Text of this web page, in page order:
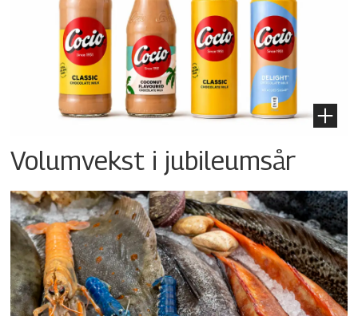
Volumvekst i jubileumsår